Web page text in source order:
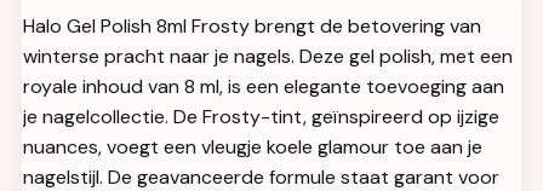
Halo Gel Polish 8ml Frosty brengt de betovering van
winterse pracht naar je nagels. Deze gel polish, met een
royale inhoud van 8 ml, is een elegante toevoeging aan
je nagelcollectie. De Frosty-tint, geïnspireerd op ijzige
nuances, voegt een vleugje koele glamour toe aan je
nagelstijl. De geavanceerde formule staat garant voor